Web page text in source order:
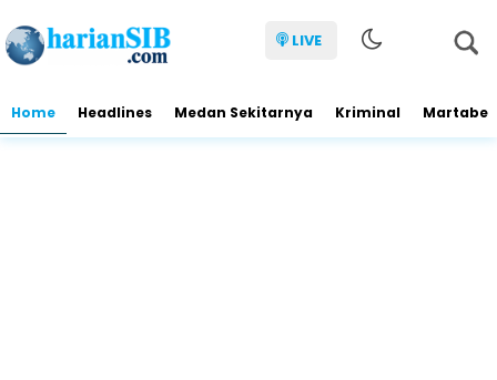
LIVE
Home Headlines Medan Sekitarnya Kriminal Martabe